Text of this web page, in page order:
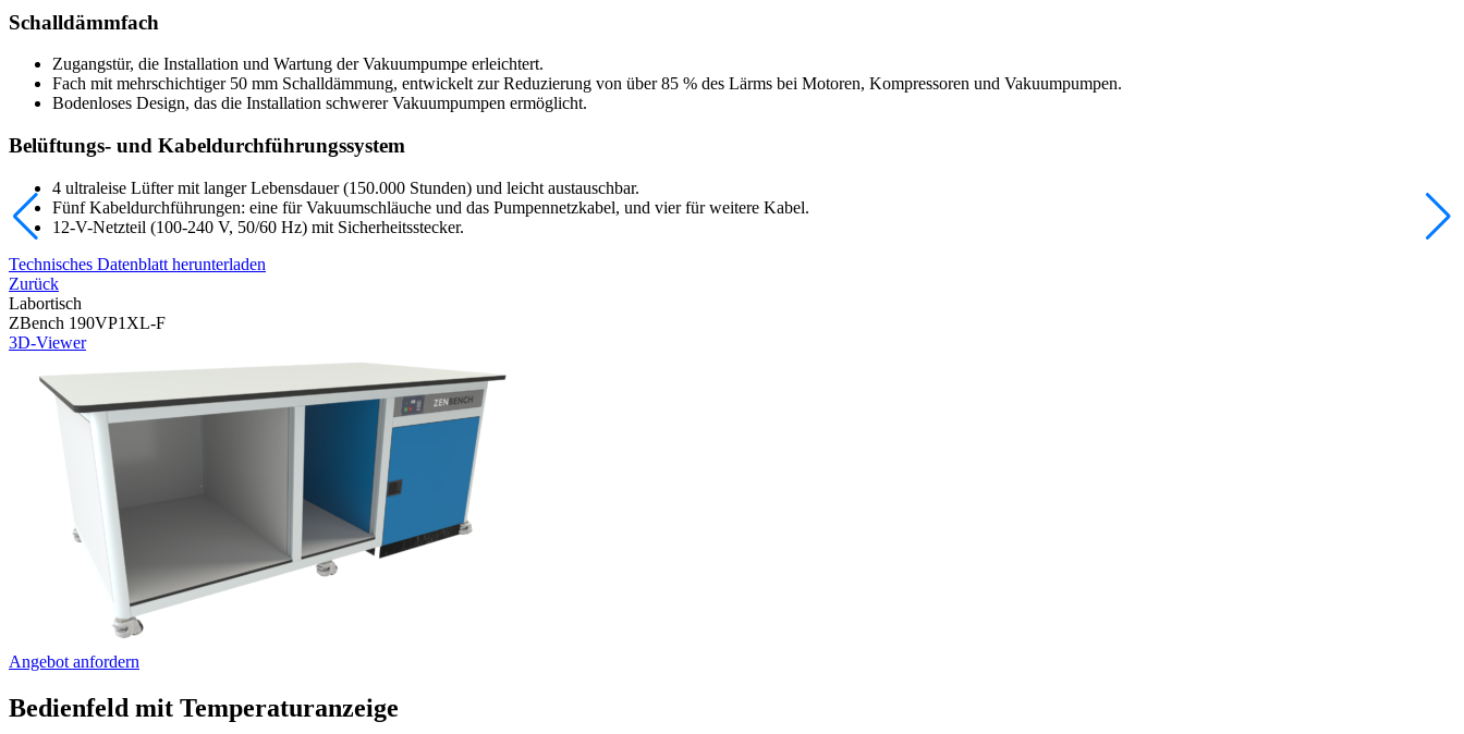
Schalldämmfach
Zugangstür, die Installation und Wartung der Vakuumpumpe erleichtert.
Fach mit mehrschichtiger 50 mm Schalldämmung, entwickelt zur Reduzierung von über 85 % des Lärms bei Motoren, Kompressoren und Vakuumpumpen.
Bodenloses Design, das die Installation schwerer Vakuumpumpen ermöglicht.
Belüftungs- und Kabeldurchführungssystem
4 ultraleise Lüfter mit langer Lebensdauer (150.000 Stunden) und leicht austauschbar.
Fünf Kabeldurchführungen: eine für Vakuumschläuche und das Pumpennetzkabel, und vier für weitere Kabel.
12-V-Netzteil (100-240 V, 50/60 Hz) mit Sicherheitsstecker.
Technisches Datenblatt herunterladen
Zurück
Labortisch
ZBench 190VP1XL-F
3D-Viewer
Angebot anfordern
Bedienfeld mit Temperaturanzeige